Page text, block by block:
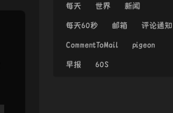
每天 世界 新闻
每天60秒 邮箱 评论通知
CommentToMail pigeon
早报 60S